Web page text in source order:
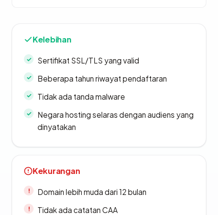
Kelebihan
Sertifikat SSL/TLS yang valid
Beberapa tahun riwayat pendaftaran
Tidak ada tanda malware
Negara hosting selaras dengan audiens yang
dinyatakan
Kekurangan
Domain lebih muda dari 12 bulan
Tidak ada catatan CAA